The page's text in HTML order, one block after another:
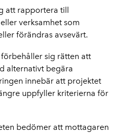
att rapportera till
verksamhet som
förändras avsevärt.
sig rätten att
alternativt begära
innebär att projektet
uppfyller kriterierna för
bedömer att mottagaren